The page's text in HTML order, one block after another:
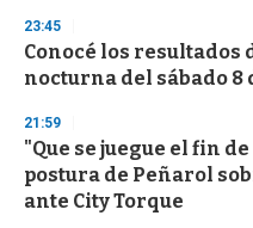
s
e
c
o
d
s
23:45
Conocé los resultados
nocturna del sábado 8
21:59
"Que se juegue el fin
postura de Peñarol
ante City Torque